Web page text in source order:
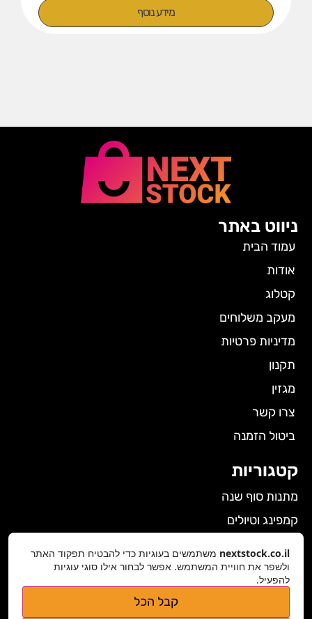
מידע נוסף
ניווט באתר
עמוד הבית
אודות
קטלוג
מעקב משלוחים
מדיניות פרטיות
תקנון
מגזין
צרו קשר
ביטול הזמנה
קטגוריות
מתנות סוף שנה
קמפינג וטיולים
גאדג'טים
nextstock.co.il משתמשים בעוגיות כדי להבטיח תפקוד האתר
ולשפר את חוויית המשתמש. אפשר לבחור אילו סוגי עוגיות
להפעיל.
קבל הכל